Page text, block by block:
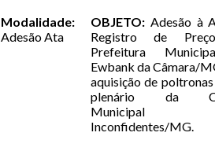
Modalidade:
Adesão Ata
OBJETO: Adesão à
Registro de
Prefeitura
Ewbank da Câmara/
aquisição de
plenário da
Municipal
Inconfidentes/MG.